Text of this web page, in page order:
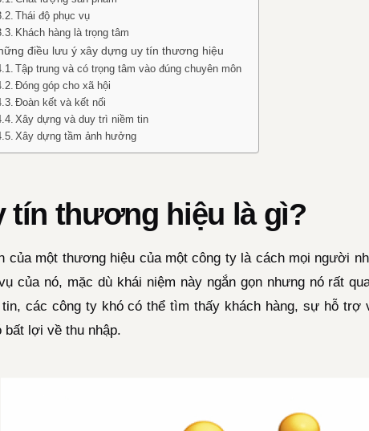
Thái độ phục vụ
Khách hàng là trọng tâm
điều lưu ý xây dựng uy tín thương hiệu
Tập trung và có trọng tâm vào đúng chuyên môn
Đóng góp cho xã hội
Đoàn kết và kết nối
Xây dựng và duy trì niềm tin
Xây dựng tầm ảnh hưởng
tín thương hiệu là gì?
của một thương hiệu của một công ty là cách mọi người
của nó, mặc dù khái niệm này ngắn gọn nhưng nó rất
tin, các công ty khó có thể tìm thấy khách hàng, sự hỗ trợ
bất lợi về thu nhập.